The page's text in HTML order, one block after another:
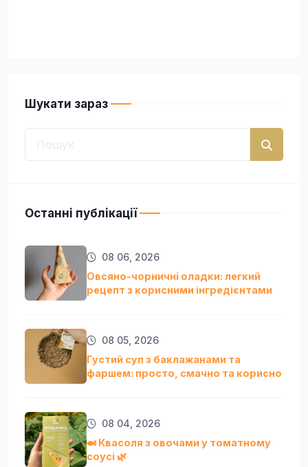
Шукати зараз
Останні публікації
08 06, 2026
Овсяно-чорничні оладки: легкий
рецепт з корисними інгредієнтами
08 05, 2026
Густий суп з баклажанами та
фаршем: просто, смачно та кориснo
08 04, 2026
🍛 Квасоля з овочами у томатному
соусі 🌿